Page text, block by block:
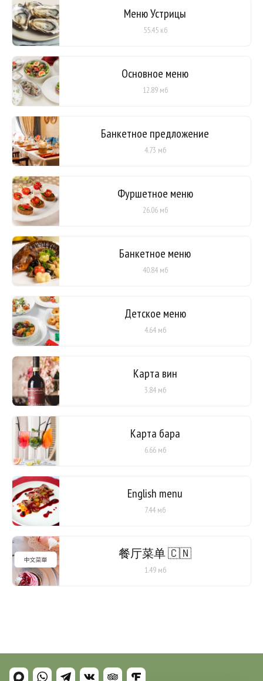
Меню Устрицы
55.45 кб
Основное меню
12.89 мб
Банкетное предложение
4.73 мб
Фуршетное меню
26.06 мб
Банкетное меню
40.84 мб
Детское меню
4.64 мб
Карта вин
3.84 мб
Карта бара
6.66 мб
English menu
7.44 мб
餐厅菜单 🇨🇳
1.49 мб